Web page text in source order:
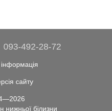
093-492-28-72
сайту
нижньої білизни